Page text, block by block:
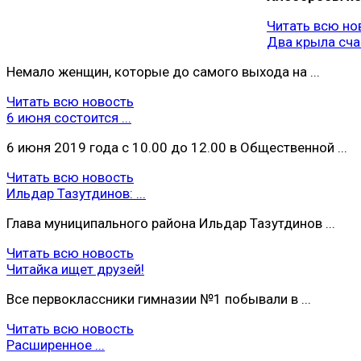
Читать всю
Два крыла
Немало женщин, которые до самого выхода на ...
Читать всю новость
6 июня состоится ...
6 июня 2019 года с 10.00 до 12.00 в Общественной ...
Читать всю новость
Ильдар Тазутдинов: ...
Глава муниципального района Ильдар Тазутдинов ...
Читать всю новость
Читайка ищет друзей!
Все первоклассники гимназии №1 побывали в ...
Читать всю новость
Расширенное ...